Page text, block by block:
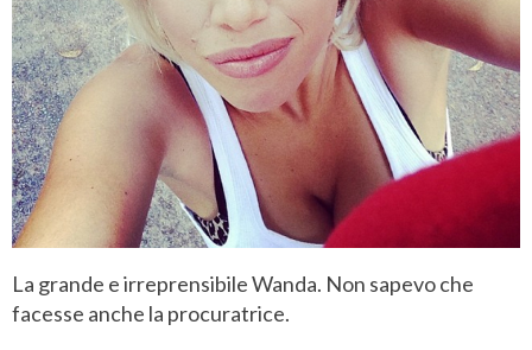
La grande e irreprensibile Wanda. Non sapevo che
facesse anche la procuratrice.